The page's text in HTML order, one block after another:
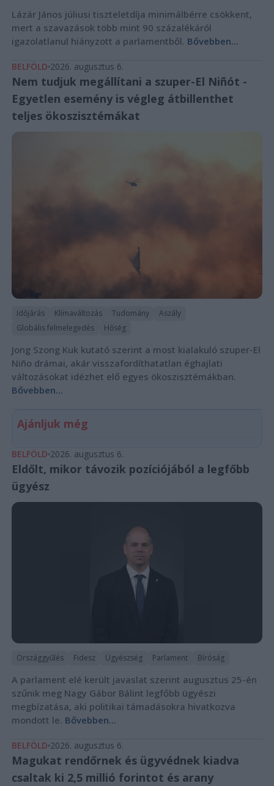
Lázár János júliusi tiszteletdíja minimálbérre csökkent,
mert a szavazások több mint 90 százalékáról
igazolatlanul hiányzott a parlamentből. Bővebben...
BELFÖLD 2026. augusztus 6.
Nem tudjuk megállítani a szuper-El Niñót -
Egyetlen esemény is végleg átbillenthet
teljes ökoszisztémákat
Időjárás Klímaváltozás Tudomány
Aszály
Globális felmelegedés
Hőség
Jong Szong Kuk kutató szerint a most kialakuló szuper-El
Niño drámai, akár visszafordíthatatlan éghajlati
változásokat idézhet elő egyes ökoszisztémákban.
Bővebben...
Ajánljuk még
BELFÖLD 2026. augusztus 6.
Eldőlt, mikor távozik pozíciójából a legfőbb
ügyész
Országgyűlés Fidesz Ügyészség Parlament Bíróság
A parlament elé került javaslat szerint augusztus 25-én
szűnik meg Nagy Gábor Bálint legfőbb ügyészi
megbízatása, aki politikai támadásokra hivatkozva
mondott le. Bővebben...
BELFÖLD 2026. augusztus 6.
Magukat rendőrnek és ügyvédnek kiadva
csaltak ki 2,5 millió forintot és arany